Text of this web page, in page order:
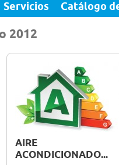
Servicios Catálogo
2012
AIRE
ACONDICIONADO...